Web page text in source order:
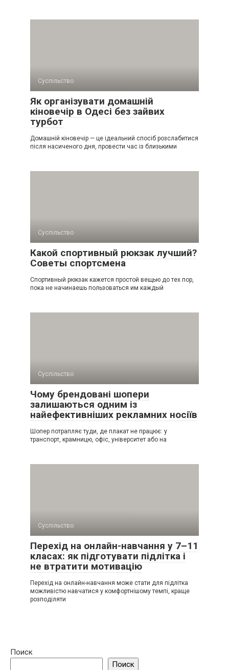
Суспільство
Як організувати домашній
кіновечір в Одесі без зайвих
турбот
Домашній кіновечір — це ідеальний спосіб розслабитися
після насиченого дня, провести час із близькими
Суспільство
Какой спортивный рюкзак лучший?
Советы спортсмена
Спортивный рюкзак кажется простой вещью до тех пор,
пока не начинаешь пользоваться им каждый
Суспільство
Чому брендовані шопери
залишаються одним із
найефективніших рекламних носіїв
Шопер потрапляє туди, де плакат не працює: у
транспорт, крамницю, офіс, університет або на
Суспільство
Перехід на онлайн-навчання у 7–11
класах: як підготувати підлітка і
не втратити мотивацію
Перехід на онлайн-навчання може стати для підлітка
можливістю навчатися у комфортнішому темпі, краще
розподіляти
Поиск
Поиск